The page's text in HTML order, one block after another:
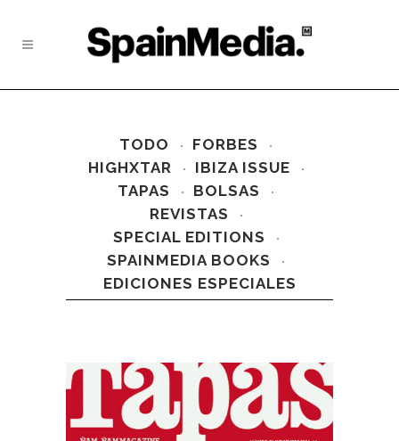
TODO
FORBES
HIGHXTAR
IBIZA ISSUE
TAPAS
BOLSAS
REVISTAS
SPECIAL EDITIONS
SPAINMEDIA BOOKS
EDICIONES ESPECIALES